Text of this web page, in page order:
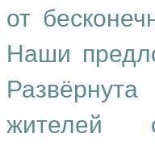
от
Наши
жителей